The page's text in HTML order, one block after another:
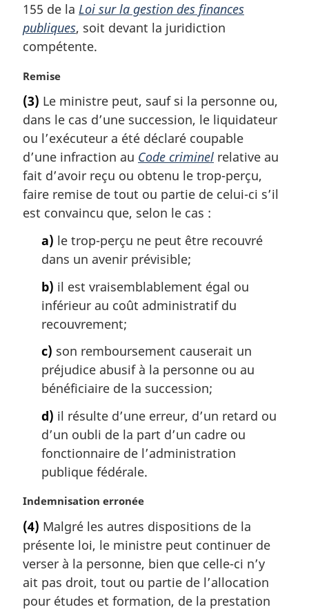
i
n
a
e
155 de la Loi sur la gestion des finances
publiques, soit devant la juridiction
compétente.
N
t
e
m
a
g
i
n
Remise
(3) Le ministre peut, sauf si la personne ou,
dans le cas d’une succession, le liquidateur
ou l’exécuteur a été déclaré coupable
d’une infraction au Code criminel relative au
fait d’avoir reçu ou obtenu le trop-perçu,
faire remise de tout ou partie de celui-ci s’il
est convaincu que, selon le cas :
a) le trop-perçu ne peut être recouvré
dans un avenir prévisible;
b) il est vraisemblablement égal ou
inférieur au coût administratif du
recouvrement;
c) son remboursement causerait un
préjudice abusif à la personne ou au
bénéficiaire de la succession;
d) il résulte d’une erreur, d’un retard ou
d’un oubli de la part d’un cadre ou
fonctionnaire de l’administration
publique fédérale.
N
t
e
m
a
g
Indemnisation erronée
(4) Malgré les autres dispositions de la
présente loi, le ministre peut continuer de
verser à la personne, bien que celle-ci n’y
ait pas droit, tout ou partie de l’allocation
pour études et formation, de la prestation